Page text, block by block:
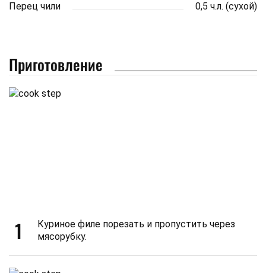
Перец чили
0,5 ч.л. (сухой)
Приготовление
1
Куриное филе порезать и пропустить через
мясорубку.